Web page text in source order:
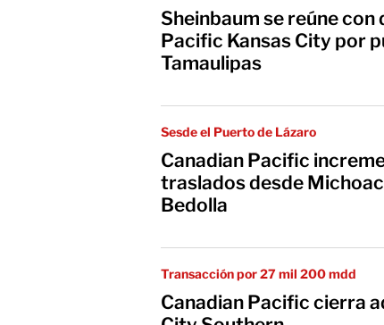
Sheinbaum se reúne
Pacific Kansas City por
Tamaulipas
Sesde el Puerto de Lázaro
Canadian Pacific
traslados desde
Bedolla
Transacción por 27 mil 200 mdd
Canadian Pacific cierra